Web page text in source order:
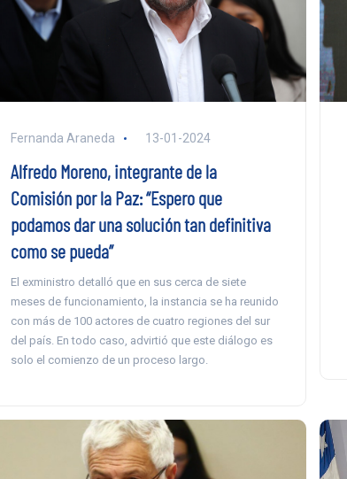
Fernanda Araneda 13-01-2024
Alfredo Moreno, integrante de la
Comisión por la Paz: “Espero que
podamos dar una solución tan definitiva
como se pueda”
El exministro detalló que en sus cerca de siete
meses de funcionamiento, la instancia se ha reunido
con más de 100 actores de cuatro regiones del sur
del país. En todo caso, advirtió que este diálogo es
solo el comienzo de un proceso largo.